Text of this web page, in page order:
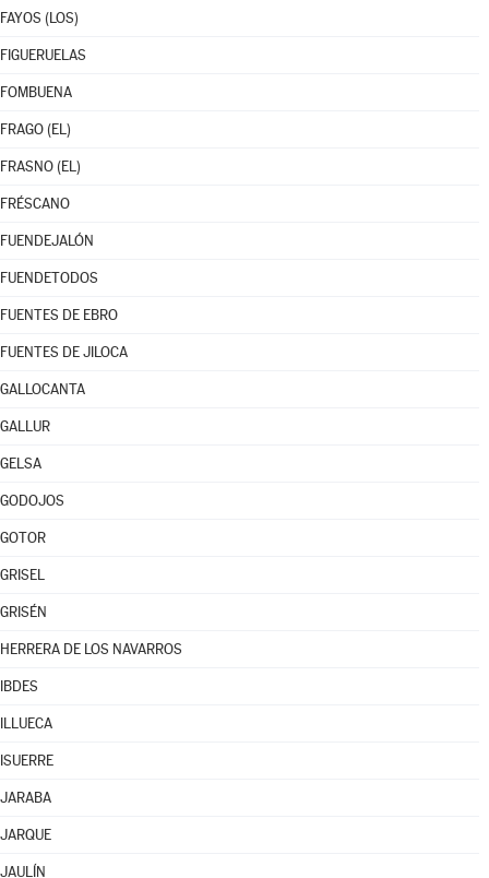
FAYOS (LOS)
FIGUERUELAS
FOMBUENA
FRAGO (EL)
FRASNO (EL)
FRÉSCANO
FUENDEJALÓN
FUENDETODOS
FUENTES DE EBRO
FUENTES DE JILOCA
GALLOCANTA
GALLUR
GELSA
GODOJOS
GOTOR
GRISEL
GRISÉN
HERRERA DE LOS NAVARROS
IBDES
ILLUECA
ISUERRE
JARABA
JARQUE
JAULÍN